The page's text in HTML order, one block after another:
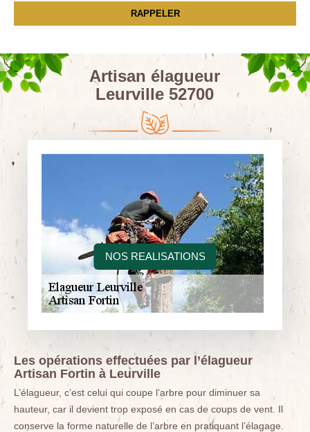
NOS REALISATIONS
Artisan élagueur
Leurville 52700
Les opérations effectuées par l’élagueur
Artisan Fortin à Leurville
L’élagueur, c’est celui qui coupe l’arbre pour diminuer sa
hauteur, car il devient trop exposé en cas de coups de vent. Il
conserve la forme naturelle de l’arbre en pratiquant l’élagage.